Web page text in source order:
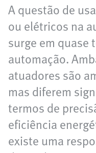
A questão de
ou elétricos na
surge em quase
automação.
atuadores são
mas diferem
termos de
eficiência
existe uma